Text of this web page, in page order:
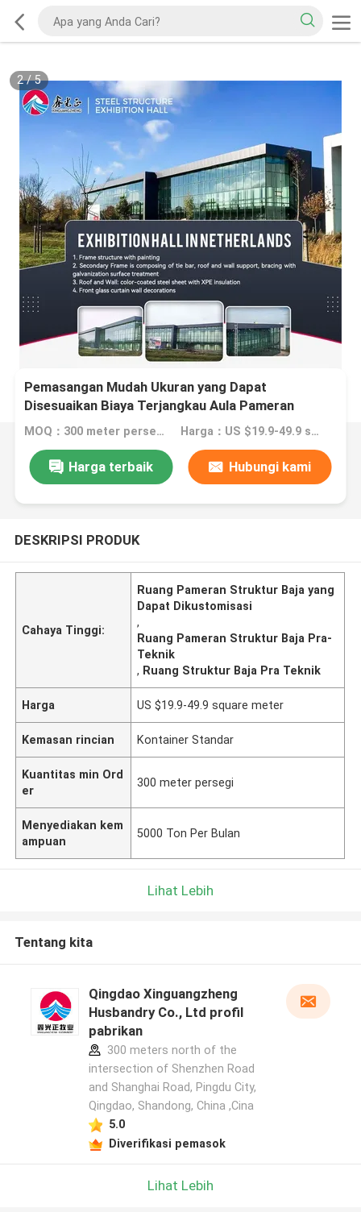
2/5
Pemasangan Mudah Ukuran yang Dapat
Disesuaikan Biaya Terjangkau Aula Pameran
Struktur Baja
MOQ：300 meter persegi Harga：US $19.9-49.9 square meter
Harga terbaik Hubungi kami
DESKRIPSI PRODUK
Cahaya Tinggi:
Ruang Pameran Struktur Baja yang
Dapat Dikustomisasi
,
Ruang Pameran Struktur Baja Pra-
Teknik
, Ruang Struktur Baja Pra Teknik
Harga US $19.9-49.9 square meter
Kemasan rincian Kontainer Standar
Kuantitas min Ord
er
300 meter persegi
Menyediakan kem
ampuan
5000 Ton Per Bulan
Lihat Lebih
Tentang kita
Qingdao Xinguangzheng
Husbandry Co., Ltd profil
pabrikan
300 meters north of the
intersection of Shenzhen Road
and Shanghai Road, Pingdu City,
Qingdao, Shandong, China ,Cina
5.0
Diverifikasi pemasok
Lihat Lebih